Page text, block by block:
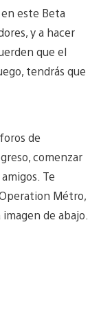
este Beta
y a hacer
que el
tendrás que
de
comenzar
Te
Métro,
de abajo.